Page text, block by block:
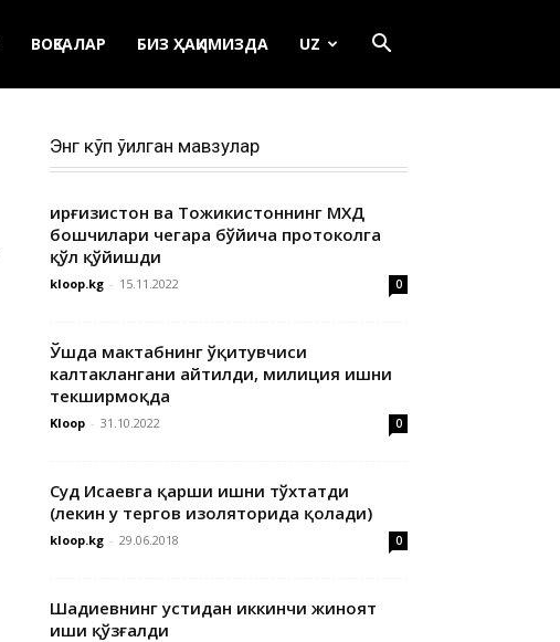
ВОҚЕАЛАР БИЗ ҲАҚИМИЗДА UZ
Энг кўп ўқилган мавзулар
Қирғизистон ва Тожикистоннинг МХДҚ
бошчилари чегара бўйича протоколга
қўл қўйишди
kloop.kg - 15.11.2022 0
Ўшда мактабнинг ўқитувчиси
калтаклангани айтилди, милиция ишни
текширмоқда
Kloop - 31.10.2022 0
Суд Исаевга қарши ишни тўхтатди
(лекин у тергов изоляторида қолади)
kloop.kg - 29.06.2018 0
Шадиевнинг устидан иккинчи жиноят
иши қўзғалди